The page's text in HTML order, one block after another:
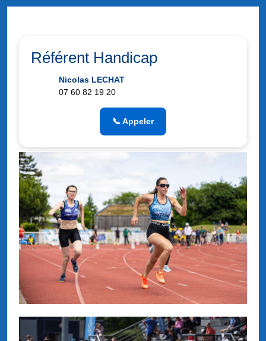
Référent Handicap
Nicolas LECHAT
07 60 82 19 20
📞 Appeler